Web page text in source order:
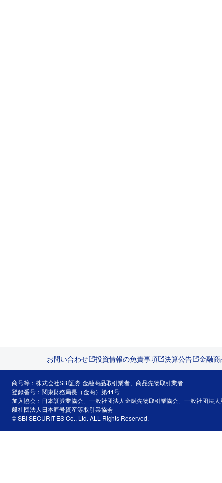
お問い合わせ 投資情報の免責事項 決算公告 金融
商号等：株式会社SBI証券 金融商品取引業者、商品先物取引業者
登録番号：関東財務局長（金商）第44号
加入協会：日本証券業協会、一般社団法人金融先物取引業協会、一般社団法
般社団法人日本暗号資産等取引業協会
© SBI SECURITIES Co., Ltd. ALL Rights Reserved.